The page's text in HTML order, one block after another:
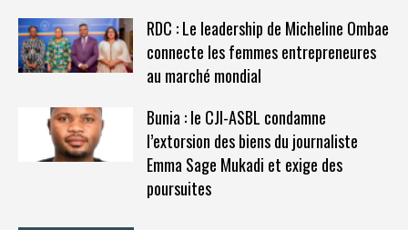
RDC : Le leadership de Micheline Ombae
connecte les femmes entrepreneures
au marché mondial
Bunia : le CJI-ASBL condamne
l’extorsion des biens du journaliste
Emma Sage Mukadi et exige des
poursuites